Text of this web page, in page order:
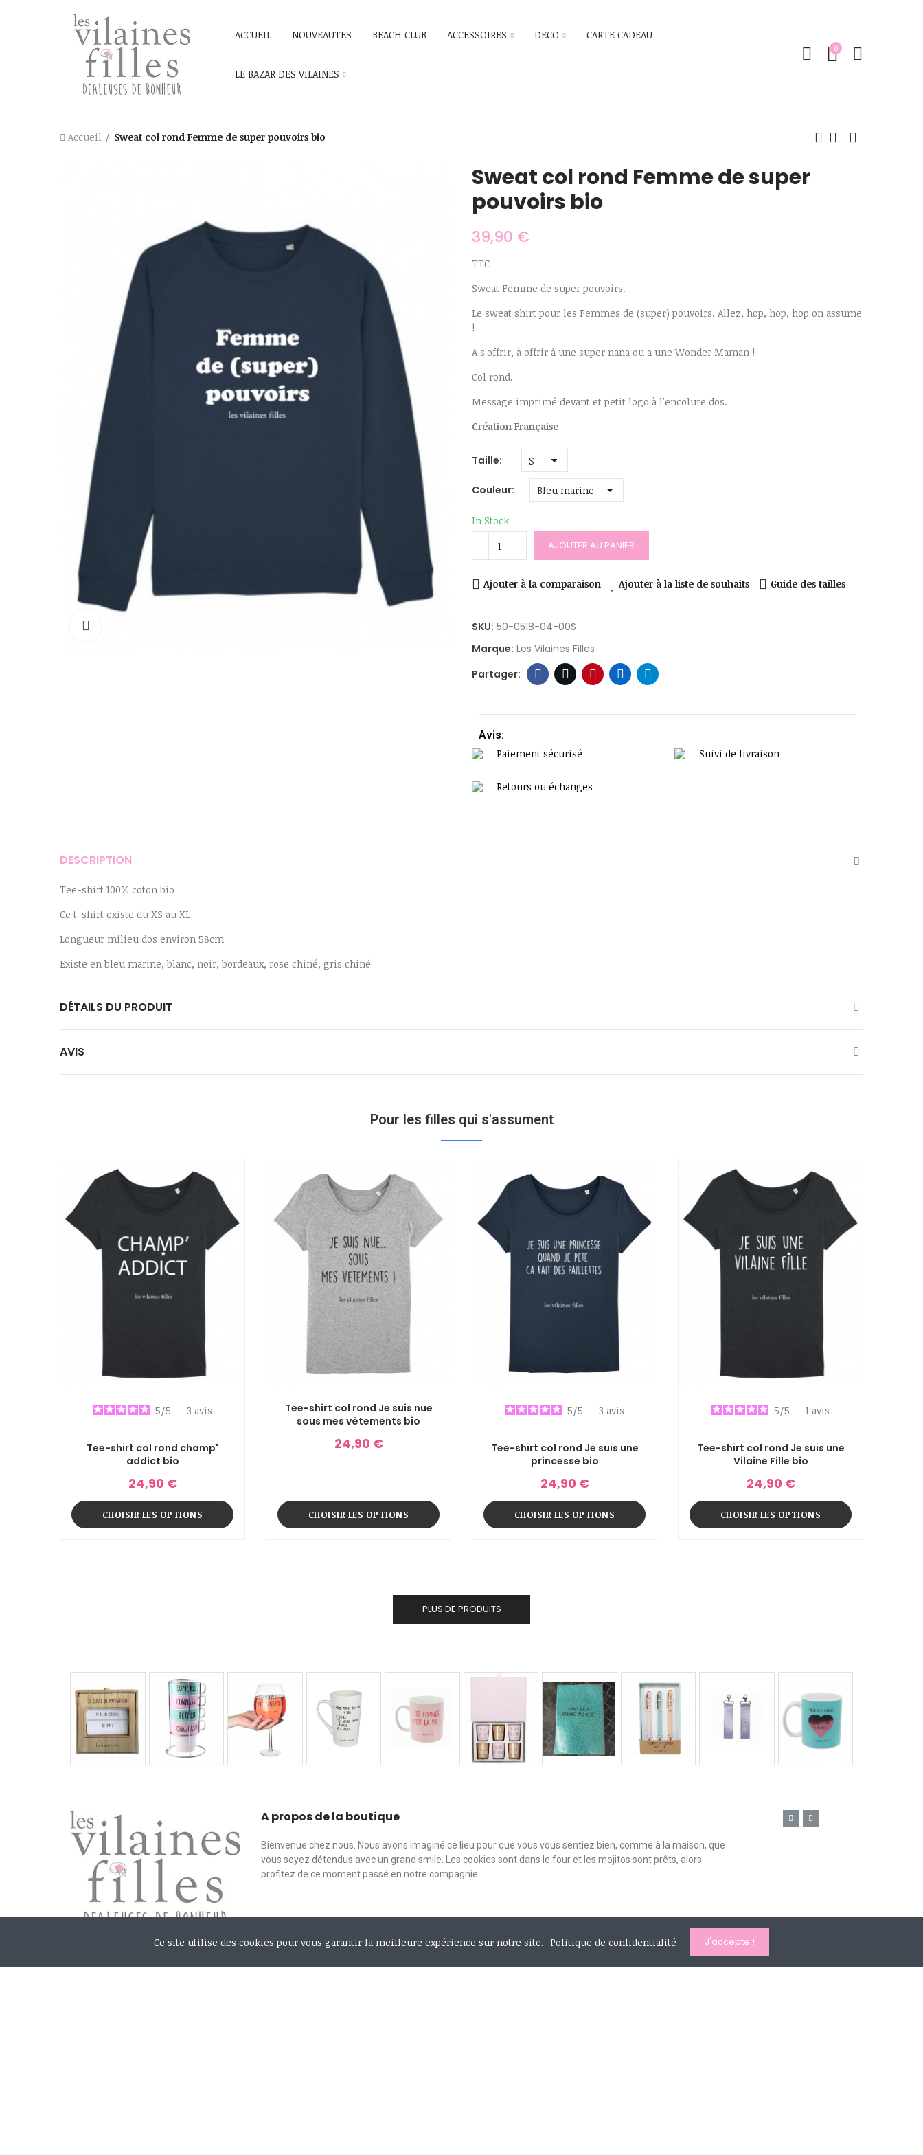
ACCUEIL NOUVEAUTES BEACH CLUB ACCESSOIRES DECO CARTE CADEAU
LE BAZAR DES VILAINES
0
Accueil Sweat col rond Femme de super pouvoirs bio
Sweat col rond Femme de super
pouvoirs bio
39,90 €
TTC
Sweat Femme de super pouvoirs.
Le sweat shirt pour les Femmes de (super) pouvoirs. Allez, hop, hop, hop on assume
!
A s'offrir, à offrir à une super nana ou a une Wonder Maman !
Col rond.
Message imprimé devant et petit logo à l'encolure dos.
Création Française
Taille
Couleur
In Stock
AJOUTER AU PANIER
Ajouter à la comparaison Ajouter à la liste de souhaits Guide des tailles
SKU: 50-0518-04-00S
Marque: Les Vilaines Filles
Avis:
Paiement sécurisé
Suivi de livraison
Retours ou échanges
DESCRIPTION
Tee-shirt 100% coton bio
Ce t-shirt existe du XS au XL
Longueur milieu dos environ 58cm
Existe en bleu marine, blanc, noir, bordeaux, rose chiné, gris chiné
DÉTAILS DU PRODUIT
AVIS
Pour les filles qui s'assument
5/5 - 3 avis
Tee-shirt col rond champ'
addict bio
24,90 €
CHOISIR LES OPTIONS
Tee-shirt col rond Je suis nue
sous mes vêtements bio
24,90 €
CHOISIR LES OPTIONS
5/5 - 3 avis
Tee-shirt col rond Je suis une
princesse bio
24,90 €
CHOISIR LES OPTIONS
5/5 - 1 avis
Tee-shirt col rond Je suis une
Vilaine Fille bio
24,90 €
CHOISIR LES OPTIONS
PLUS DE PRODUITS
A propos de la boutique
Bienvenue chez nous. Nous avons imaginé ce lieu pour que vous vous sentiez bien, comme à la maison, que
vous soyez détendus avec un grand smile. Les cookies sont dans le four et les mojitos sont prêts, alors
profitez de ce moment passé en notre compagnie...
Ce site utilise des cookies pour vous garantir la meilleure expérience sur notre site. Politique de confidentialité J'accepte !